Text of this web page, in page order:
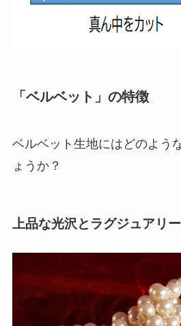
「ベルベット」の特徴
ベルベット生地にはどのよう
ょうか？
上品な光沢とラグジュアリ